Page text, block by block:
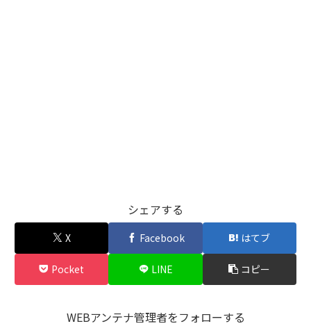
シェアする
X Facebook はてブ
Pocket LINE コピー
WEBアンテナ管理者をフォローする